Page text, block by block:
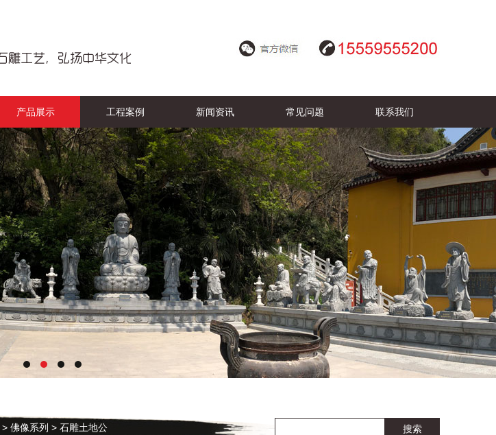
产品展示 工程案例 新闻资讯 常见问题 联系我们
> 佛像系列 > 石雕土地公